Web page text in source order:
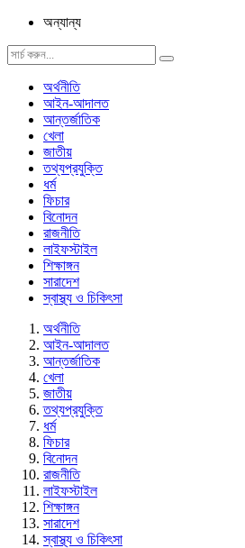
অন্যান্য
অর্থনীতি
আইন-আদালত
আন্তর্জাতিক
খেলা
জাতীয়
তথ্যপ্রযুক্তি
ধর্ম
ফিচার
বিনোদন
রাজনীতি
লাইফস্টাইল
শিক্ষাঙ্গন
সারাদেশ
স্বাস্থ্য ও চিকিৎসা
অর্থনীতি
আইন-আদালত
আন্তর্জাতিক
খেলা
জাতীয়
তথ্যপ্রযুক্তি
ধর্ম
ফিচার
বিনোদন
রাজনীতি
লাইফস্টাইল
শিক্ষাঙ্গন
সারাদেশ
স্বাস্থ্য ও চিকিৎসা